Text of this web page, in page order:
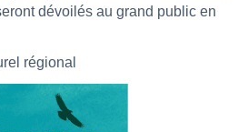
dévoilés au grand public en
régional